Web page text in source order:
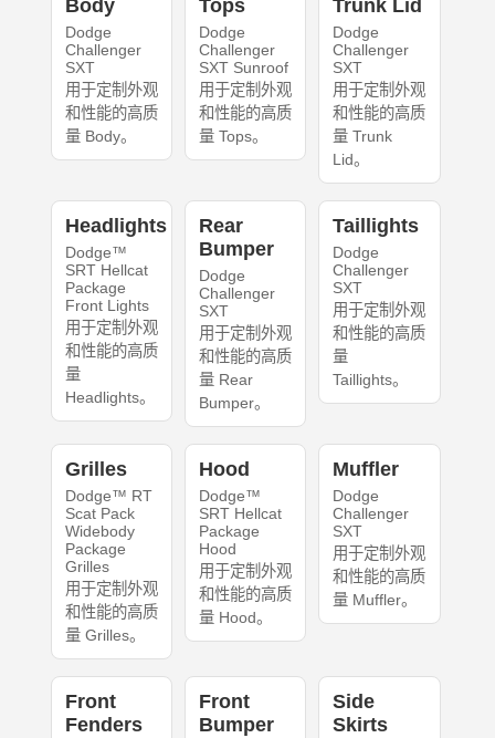
Body
Dodge
Challenger
SXT
用于定制外观
和性能的高质
量 Body。
Tops
Dodge
Challenger
SXT Sunroof
用于定制外观
和性能的高质
量 Tops。
Trunk Lid
Dodge
Challenger
SXT
用于定制外观
和性能的高质
量 Trunk
Lid。
Headlights
Dodge™
SRT Hellcat
Package
Front Lights
用于定制外观
和性能的高质
量
Headlights。
Rear
Bumper
Dodge
Challenger
SXT
用于定制外观
和性能的高质
量 Rear
Bumper。
Taillights
Dodge
Challenger
SXT
用于定制外观
和性能的高质
量
Taillights。
Grilles
Dodge™ RT
Scat Pack
Widebody
Package
Grilles
用于定制外观
和性能的高质
量 Grilles。
Hood
Dodge™
SRT Hellcat
Package
Hood
用于定制外观
和性能的高质
量 Hood。
Muffler
Dodge
Challenger
SXT
用于定制外观
和性能的高质
量 Muffler。
Front
Fenders
Front
Bumper
Side
Skirts